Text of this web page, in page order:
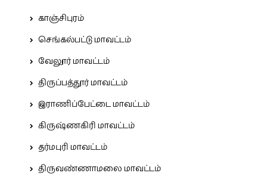
காஞ்சிபுரம்
செங்கல்பட்டு மாவட்டம்
வேலூர் மாவட்டம்
திருப்பத்தூர் மாவட்டம்
இராணிப்பேட்டை மாவட்டம்
கிருஷ்ணகிரி மாவட்டம்
தர்மபுரி மாவட்டம்
திருவண்ணாமலை மாவட்டம்